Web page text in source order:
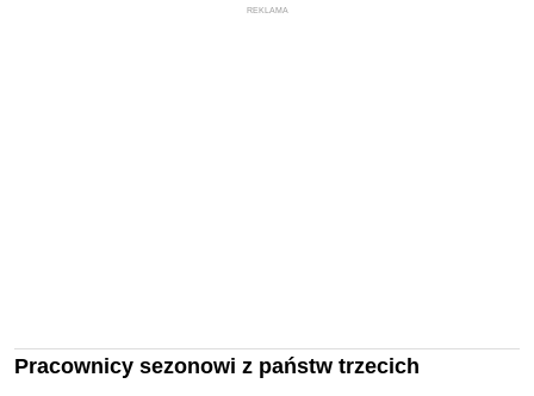
REKLAMA
Pracownicy sezonowi z państw trzecich